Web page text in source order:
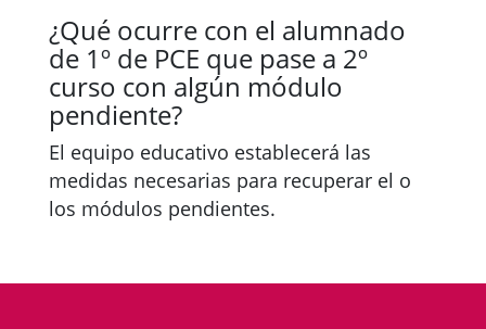
¿Qué ocurre con el alumnado
de 1º de PCE que pase a 2º
curso con algún módulo
pendiente?
El equipo educativo establecerá las
medidas necesarias para recuperar el o
los módulos pendientes.